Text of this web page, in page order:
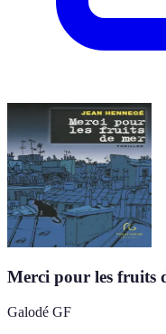
Merci pour les fruits
Galodé GF